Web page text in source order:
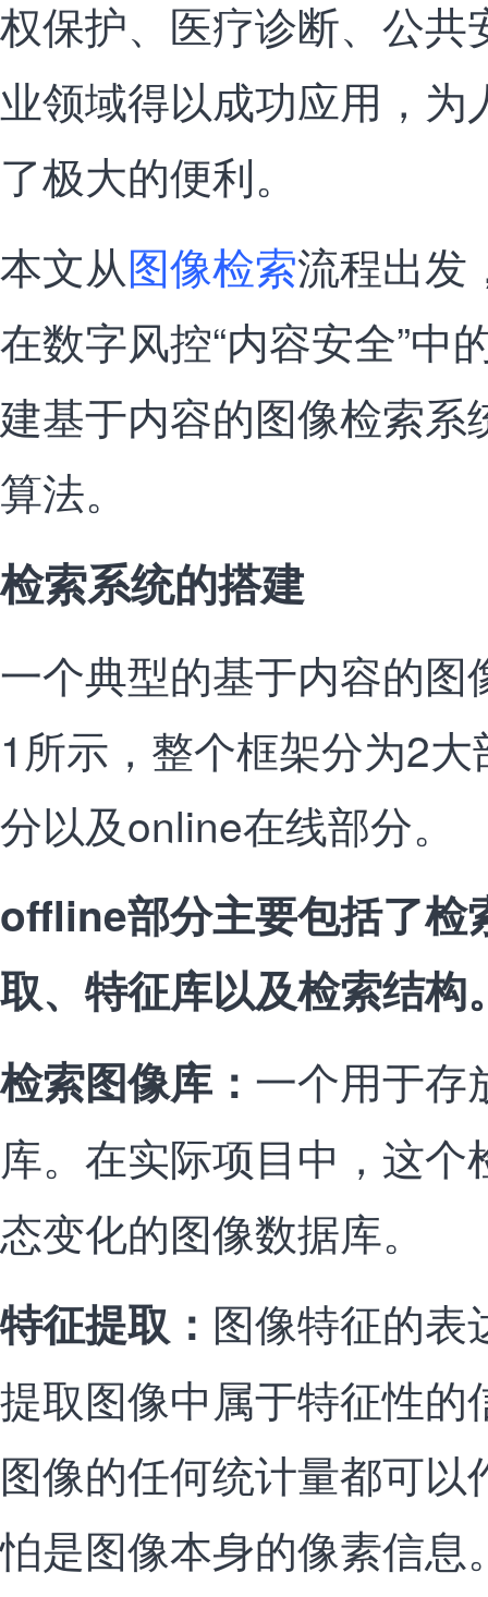
权保护、医疗诊断、公共
业领域得以成功应用，
了极大的便利。
本文从图像检索流程出发
在数字风控“内容安全”中
建基于内容的图像检索
算法。
检索系统的搭建
一个典型的基于内容的
1所示，整个框架分为2
分以及online在线部分。
offline部分主要包括了检
取、特征库以及检索结构
检索图像库： 一个用于存
库。在实际项目中，这
态变化的图像数据库。
特征提取： 图像特征的表
提取图像中属于特征性的
图像的任何统计量都可
怕是图像本身的像素信息